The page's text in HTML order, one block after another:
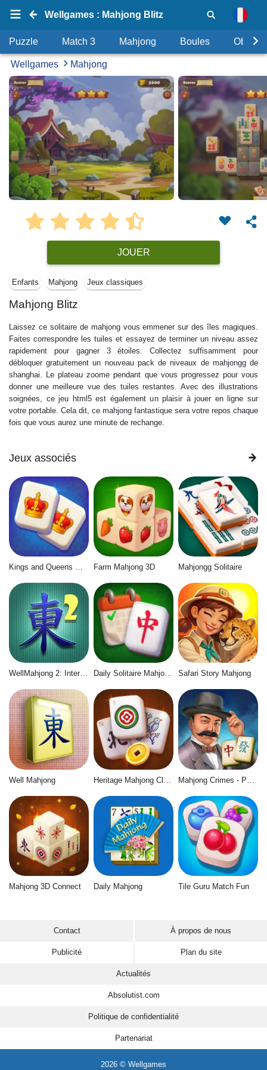
Wellgames : Mahjong Blitz
Puzzle Match 3 Mahjong Boules Objets
Wellgames Mahjong
JOUER
Enfants Mahjong Jeux classiques
Mahjong Blitz
Laissez ce solitaire de mahjong vous emmener sur des îles magiques.
Faites correspondre les tuiles et essayez de terminer un niveau assez
rapidement pour gagner 3 étoiles. Collectez suffisamment pour
débloquer gratuitement un nouveau pack de niveaux de mahjongg de
shanghai. Le plateau zoome pendant que vous progressez pour vous
donner une meilleure vue des tuiles restantes. Avec des illustrations
soignées, ce jeu html5 est également un plaisir à jouer en ligne sur
votre portable. Cela dit, ce mahjong fantastique sera votre repos chaque
fois que vous aurez une minute de rechange.
Jeux associés
Farm Mahjong 3D Mahjongg Solitaire
WellMahjong 2: Internet Community Daily Solitaire Mahjong Classic Safari Story Mahjong
Well Mahjong
Mahjong 3D Connect Daily Mahjong Tile Guru Match Fun
Contact À propos de nous
Publicité Plan du site
Actualités
Absolutist.com
Politique de confidentialité
Partenariat
2026 © Wellgames